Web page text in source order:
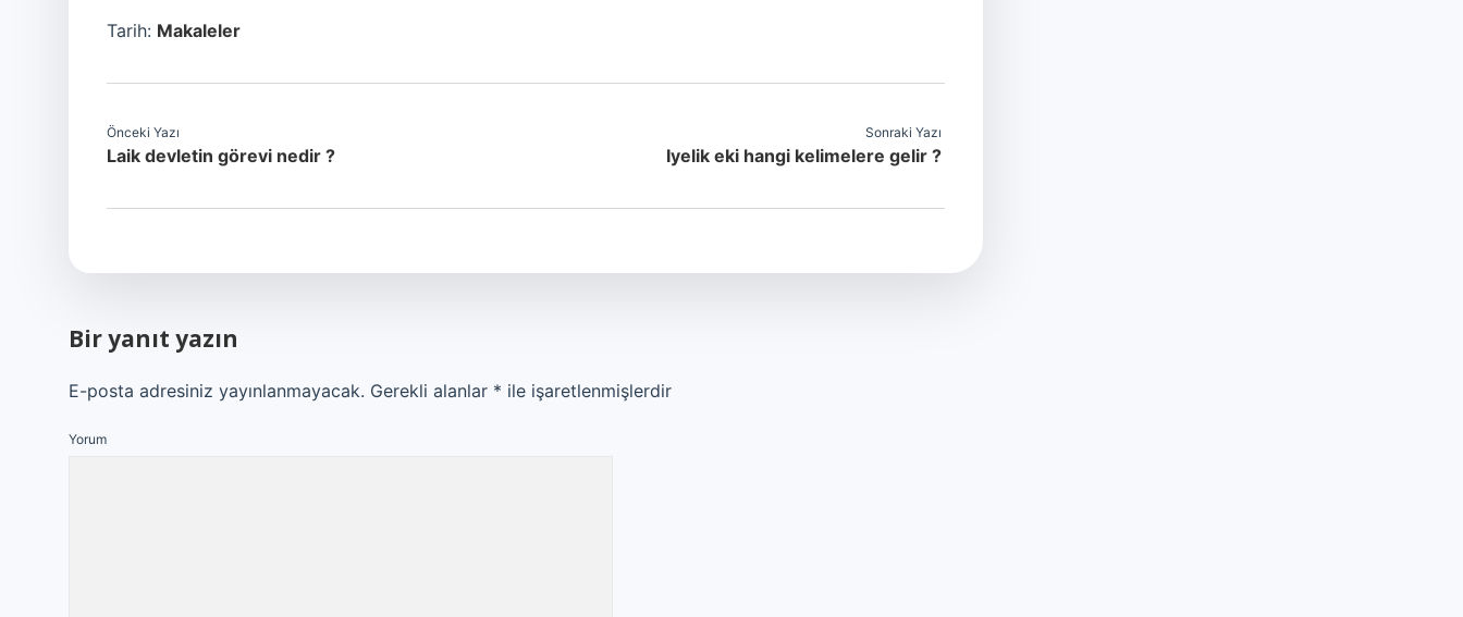
Tarih: Makaleler
Önceki Yazı
Laik devletin görevi nedir ?
Sonraki Yazı
Iyelik eki hangi kelimelere gelir ?
Bir yanıt yazın
E-posta adresiniz yayınlanmayacak. Gerekli alanlar * ile işaretlenmişlerdir
Yorum